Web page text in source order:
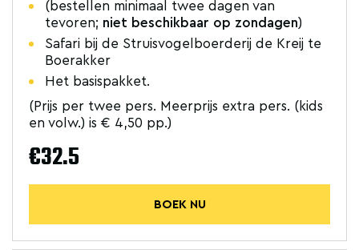
(bestellen minimaal twee dagen van
tevoren; niet beschikbaar op zondagen)
Safari bij de Struisvogelboerderij de Kreij te
Boerakker
Het basispakket.
(Prijs per twee pers. Meerprijs extra pers. (kids
en volw.) is € 4,50 pp.)
€32.5
BOEK NU